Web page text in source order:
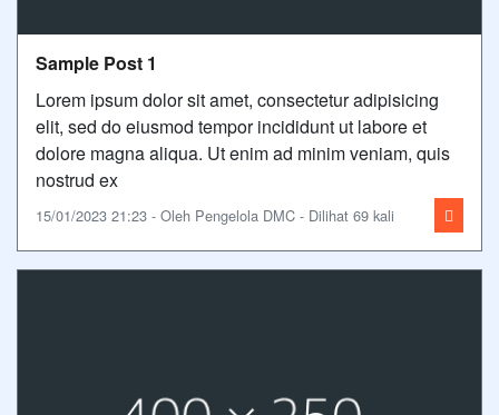
Sample Post 1
Lorem ipsum dolor sit amet, consectetur adipisicing
elit, sed do eiusmod tempor incididunt ut labore et
dolore magna aliqua. Ut enim ad minim veniam, quis
nostrud ex
15/01/2023 21:23 - Oleh Pengelola DMC - Dilihat 69 kali